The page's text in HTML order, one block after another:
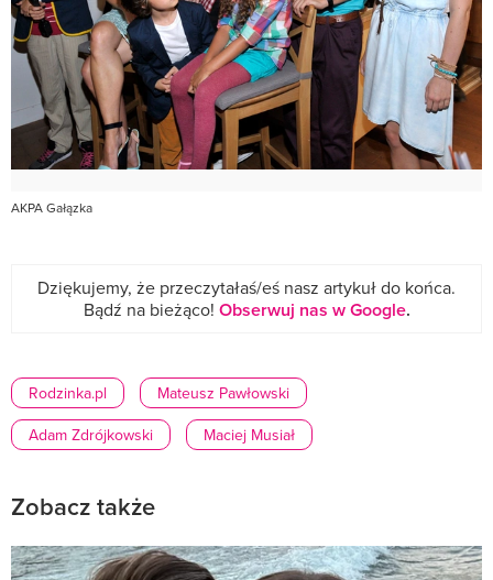
AKPA Gałązka
Dziękujemy, że przeczytałaś/eś nasz artykuł do końca.
Bądź na bieżąco! Obserwuj nas w Google.
Rodzinka.pl
Mateusz Pawłowski
Adam Zdrójkowski
Maciej Musiał
Zobacz także